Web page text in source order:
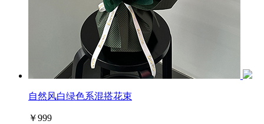
自然风白绿色系混搭花束
￥999